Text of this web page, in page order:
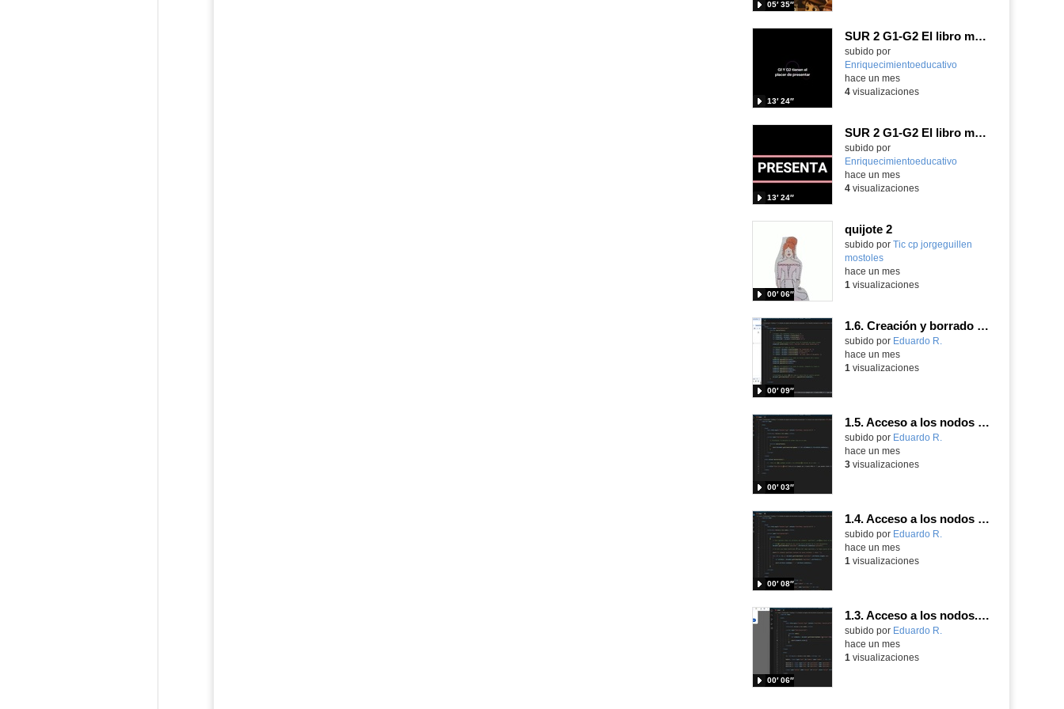
05′ 35″
SUR 2 G1-G2 El libro mágico de las preguntas imposibles.
Contenido educativo.
subido por
Enriquecimientoeducativo
13′ 24″
-
hace un mes
4visualizaciones
SUR 2 G1-G2 El libro mágico de las preguntas imposibles.
Contenido educativo.
subido por
Enriquecimientoeducativo
13′ 24″
-
hace un mes
4visualizaciones
quijote 2
subido por Tic cp jorgeguillen
mostoles
00′ 06″
-
hace un mes
1 visualizaciones
1.6. Creación y borrado de nodos. Parte 2.
Contenido educativo.
subido por Eduardo R.
00′ 09″
hace un mes
1 visualizaciones
1.5. Acceso a los nodos de tipo texto. Parte 2.
Contenido educativo.
subido por Eduardo R.
00′ 03″
hace un mes
3visualizaciones
1.4. Acceso a los nodos de tipo atributo. Parte 2.
Contenido educativo.
subido por Eduardo R.
00′ 08″
hace un mes
1 visualizaciones
1.3. Acceso a los nodos. Parte 2.
Contenido educativo.
subido por Eduardo R.
00′ 06″
hace un mes
1 visualizaciones